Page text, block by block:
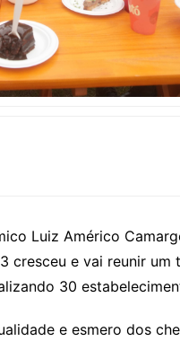
Luiz Américo
cresceu e vai reunir um
30
e esmero dos